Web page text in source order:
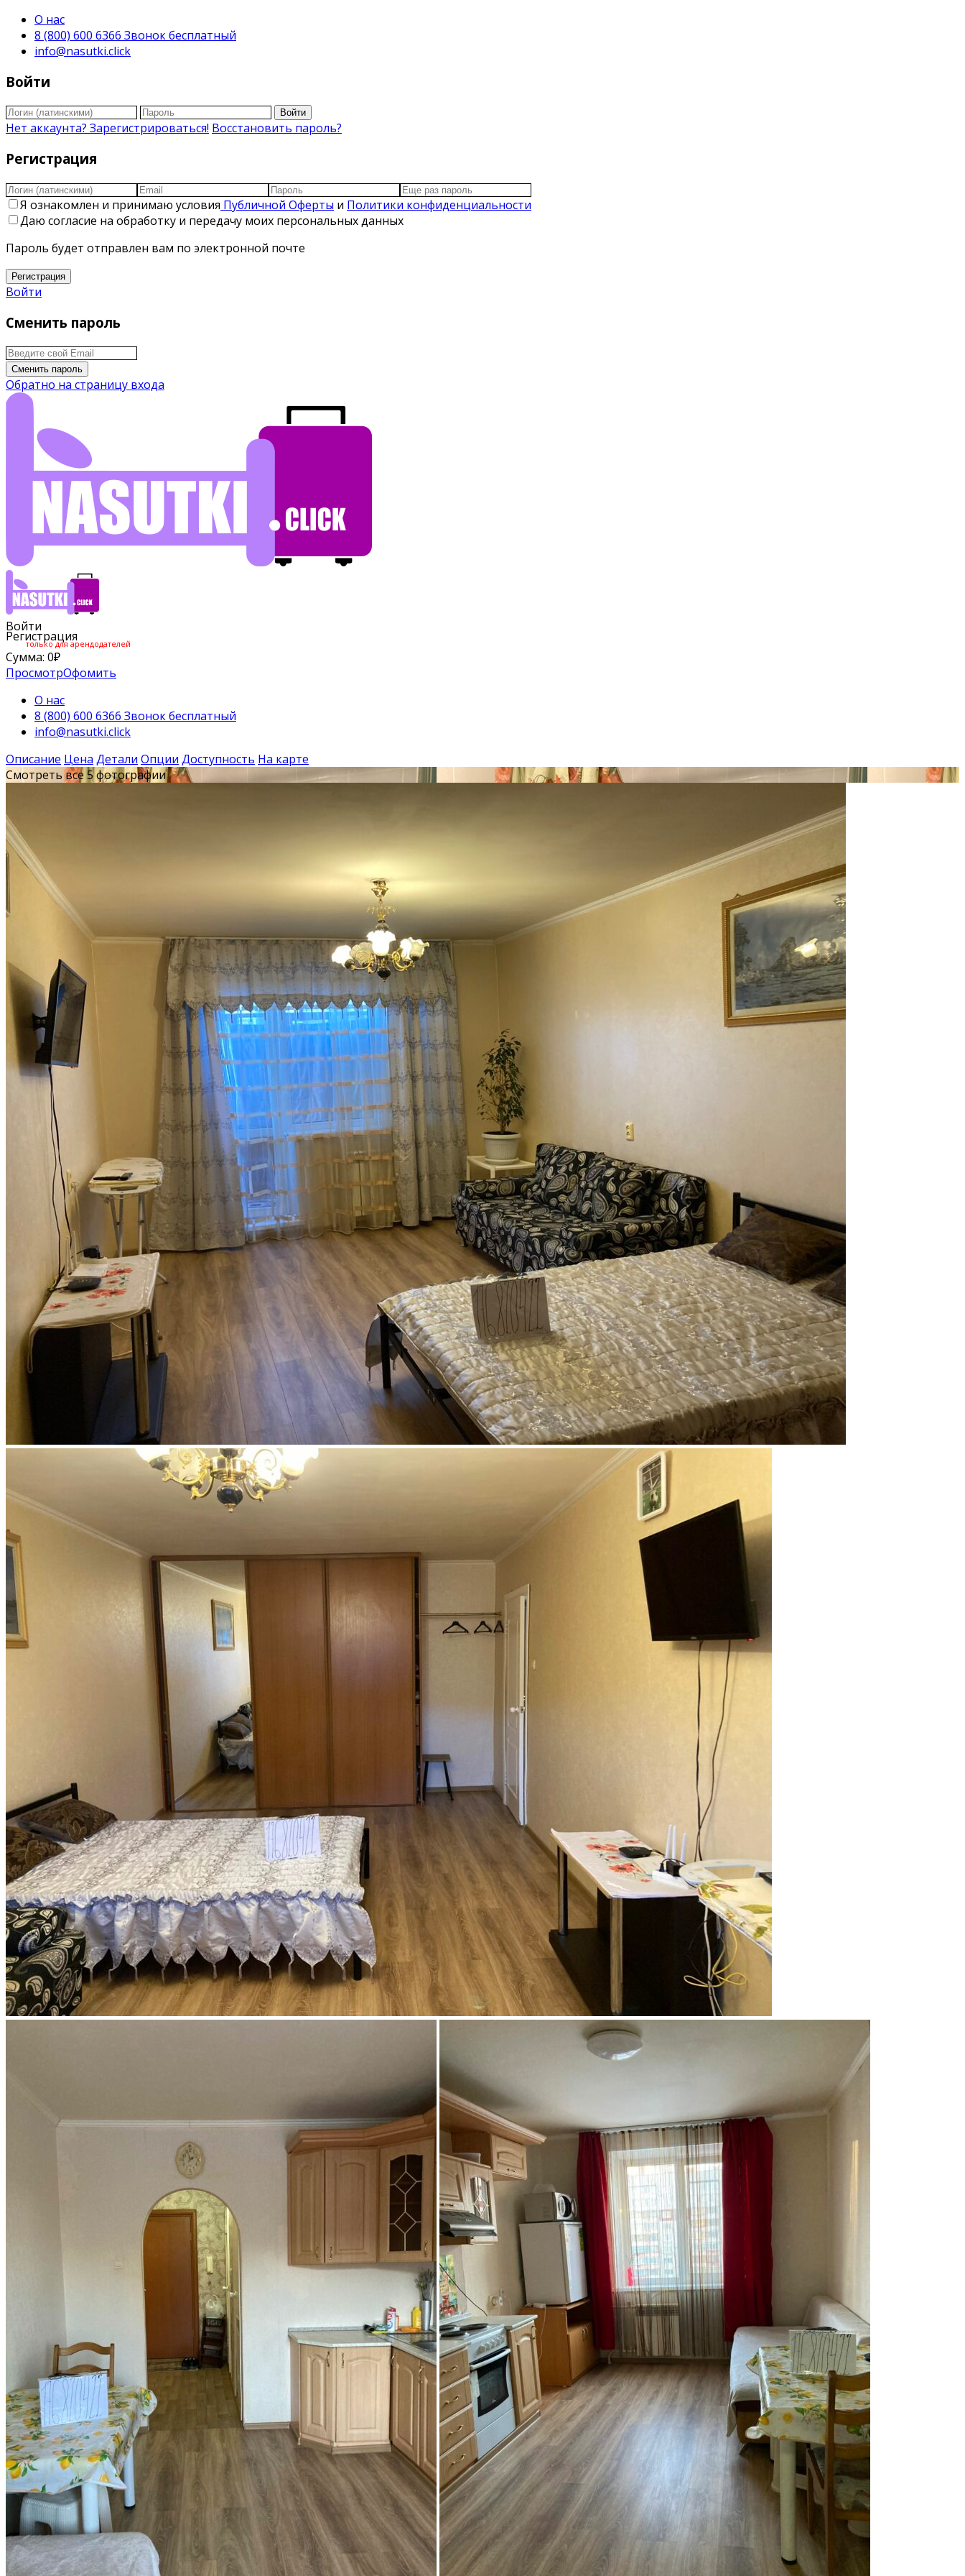
О нас
8 (800) 600 6366 Звонок бесплатный
info@nasutki.click
Войти
Войти
Нет аккаунта? Зарегистрироваться! Восстановить пароль?
Регистрация
Я ознакомлен и принимаю условия Публичной Оферты и Политики конфиденциальности
Даю согласие на обработку и передачу моих персональных данных
Пароль будет отправлен вам по электронной почте
Регистрация
Войти
Сменить пароль
Сменить пароль
Обратно на страницу входа
Войти
Регистрация
только для арендодателей
Сумма: 0₽
ПросмотрОфомить
О нас
8 (800) 600 6366 Звонок бесплатный
info@nasutki.click
Описание Цена Детали Опции Доступность На карте
Смотреть все 5 фотографии